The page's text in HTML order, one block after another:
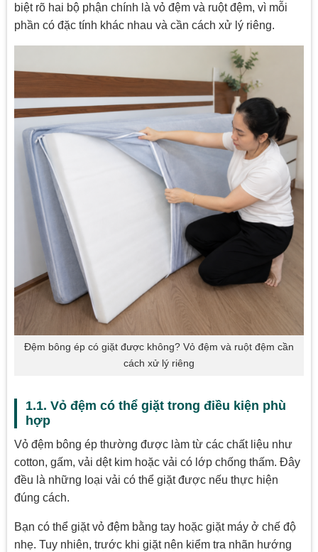
biệt rõ hai bộ phận chính là vỏ đệm và ruột đệm, vì mỗi
phần có đặc tính khác nhau và cần cách xử lý riêng.
Đệm bông ép có giặt được không? Vỏ đệm và ruột đệm cần
cách xử lý riêng
1.1. Vỏ đệm có thể giặt trong điều kiện phù
hợp
Vỏ đệm bông ép thường được làm từ các chất liệu như
cotton, gấm, vải dệt kim hoặc vải có lớp chống thấm. Đây
đều là những loại vải có thể giặt được nếu thực hiện
đúng cách.
Bạn có thể giặt vỏ đệm bằng tay hoặc giặt máy ở chế độ
nhẹ. Tuy nhiên, trước khi giặt nên kiểm tra nhãn hướng